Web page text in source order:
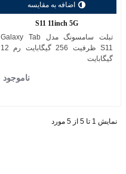
اضافه به مقایسه
S11 11inch 5G
تبلت سامسونگ مدل Galaxy Tab
S11 ظرفیت 256 گیگابایت رم 12
گیگابایت
ناموجود
نمایش 1 تا 5 از 5 مورد